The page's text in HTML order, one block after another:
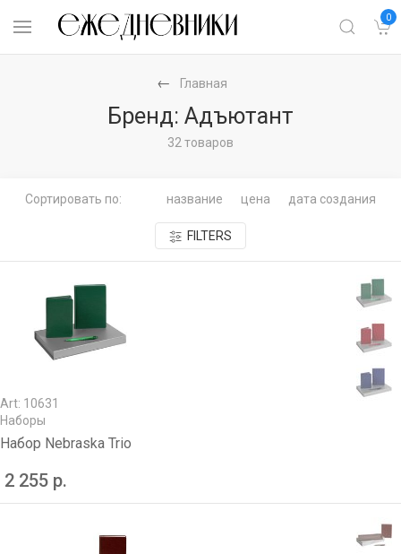
0
Главная
Бренд: Адъютант
32 товаров
Сортировать по: название цена дата создания
FILTERS
Art: 10631
Наборы
Набор Nebraska Trio
2 255 р.